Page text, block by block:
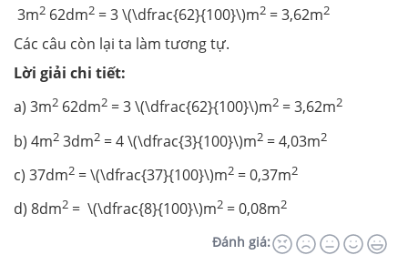
3m2 62dm2 = 3 \(\dfrac{62}{100}\)m2 = 3,62m2
Các câu còn lại ta làm tương tự.
Lời giải chi tiết:
a) 3m2 62dm2 = 3 \(\dfrac{62}{100}\)m2 = 3,62m2
b) 4m2 3dm2 = 4 \(\dfrac{3}{100}\)m2 = 4,03m2
c) 37dm2 = \(\dfrac{37}{100}\)m2 = 0,37m2
d) 8dm2 = \(\dfrac{8}{100}\)m2 = 0,08m2
Đánh giá: